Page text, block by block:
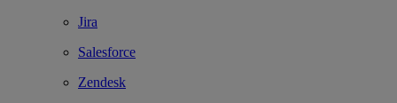
Jira
Salesforce
Zendesk